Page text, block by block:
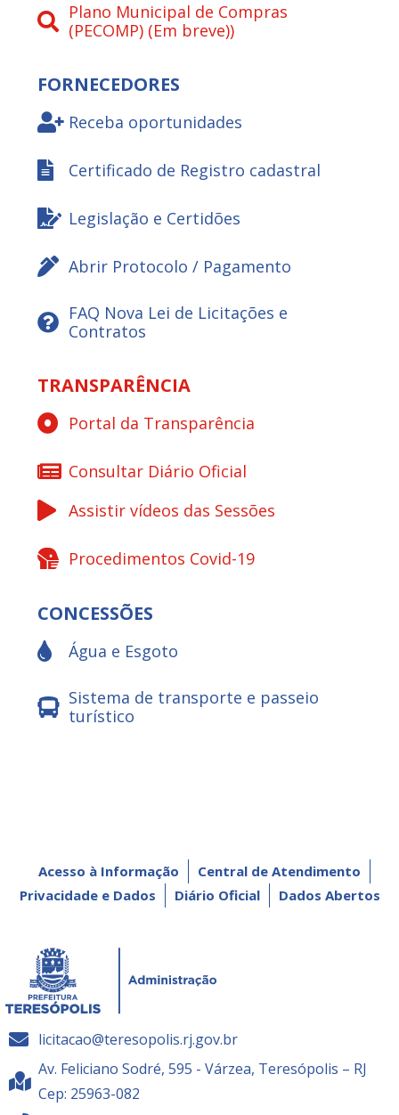
Plano Municipal de Compras
(PECOMP) (Em breve))
FORNECEDORES
Receba oportunidades
Certificado de Registro cadastral
Legislação e Certidões
Abrir Protocolo / Pagamento
FAQ Nova Lei de Licitações e
Contratos
TRANSPARÊNCIA
Portal da Transparência
Consultar Diário Oficial
Assistir vídeos das Sessões
Procedimentos Covid-19
CONCESSÕES
Água e Esgoto
Sistema de transporte e passeio
turístico
Acesso à Informação
Central de Atendimento
Privacidade e Dados
Diário Oficial Dados Abertos
licitacao@teresopolis.rj.gov.br
Av. Feliciano Sodré, 595 - Várzea, Teresópolis – RJ
Cep: 25963-082